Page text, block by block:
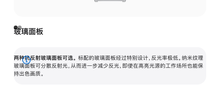
玻璃面板
两种抗反射玻璃面板可选。 标配的玻璃面板经过特别设计，反光率极低。纳米纹理
玻璃面板可分散反射光，从而进一步减少反光，即使在高亮光源的工作场所也能保
持出色画质。
展
开